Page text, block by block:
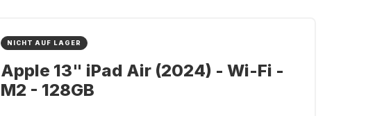
NICHT AUF LAGER
Apple 13" iPad Air (2024) - Wi-Fi -
M2 - 128GB